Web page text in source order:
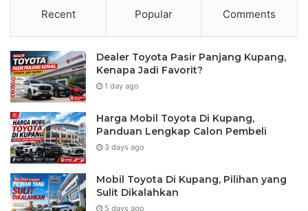
Recent Popular Comments
Dealer Toyota Pasir Panjang Kupang,
Kenapa Jadi Favorit?
1 day ago
Harga Mobil Toyota Di Kupang,
Panduan Lengkap Calon Pembeli
3 days ago
Mobil Toyota Di Kupang, Pilihan yang
Sulit Dikalahkan
5 days ago